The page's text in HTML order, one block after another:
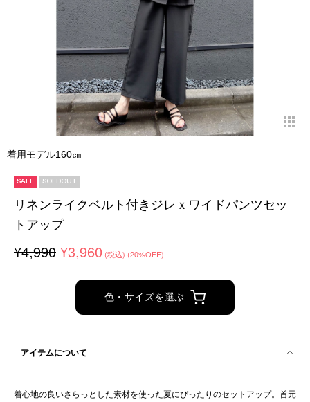
着用モデル160㎝
SALE SOLDOUT
リネンライクベルト付きジレｘワイドパンツセッ
トアップ
¥4,990 ¥3,960 (税込) (20%OFF)
色・サイズを選ぶ
アイテムについて
着心地の良いさらっとした素材を使った夏にぴったりのセットアップ。首元